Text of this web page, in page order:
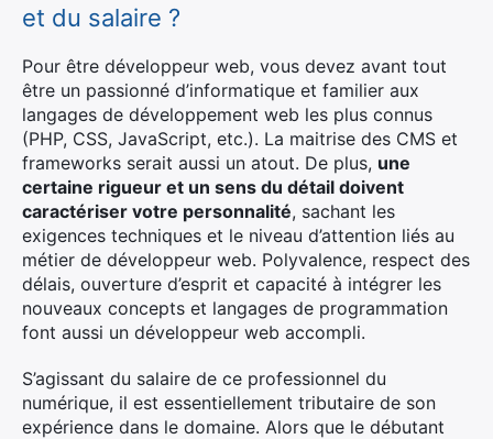
et du salaire ?
Pour être développeur web, vous devez avant tout
être un passionné d’informatique et familier aux
langages de développement web les plus connus
(PHP, CSS, JavaScript, etc.). La maitrise des CMS et
frameworks serait aussi un atout. De plus, une
certaine rigueur et un sens du détail doivent
caractériser votre personnalité, sachant les
exigences techniques et le niveau d’attention liés au
métier de développeur web. Polyvalence, respect des
délais, ouverture d’esprit et capacité à intégrer les
nouveaux concepts et langages de programmation
font aussi un développeur web accompli.
S’agissant du salaire de ce professionnel du
numérique, il est essentiellement tributaire de son
expérience dans le domaine. Alors que le débutant